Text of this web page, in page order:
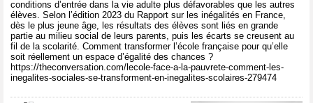
conditions d’entrée dans la vie adulte plus défavorables que les autres
élèves. Selon l’édition 2023 du Rapport sur les inégalités en France,
dès le plus jeune âge, les résultats des élèves sont liés en grande
partie au milieu social de leurs parents, puis les écarts se creusent au
fil de la scolarité. Comment transformer l’école française pour qu’elle
soit réellement un espace d’égalité des chances ?
https://theconversation.com/lecole-face-a-la-pauvrete-comment-les-
inegalites-sociales-se-transforment-en-inegalites-scolaires-279474